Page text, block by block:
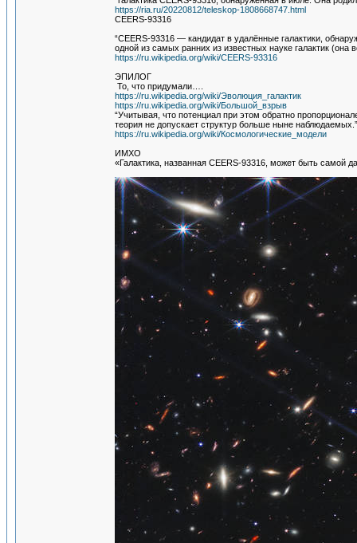
https://ria.ru/20220812/teleskop-1808668747.html
CEERS-93316
“CEERS-93316 — кандидат в удалённые галактики,
одной из самых ранних из известных науке галактик
https://ru.wikipedia.org/wiki/CEERS-93316
ЭПИЛОГ
То, что придумали….
https://ru.wikipedia.org/wiki/Эволюция_галактик
https://ru.wikipedia.org/wiki/Большой_взрыв
“Учитывая, что потенциал при этом обратно
теория не допускает структур больше ныне наблюдаемых.”
https://ru.wikipedia.org/wiki/Космологические_модели
ИМХО
«Галактика, названная CEERS-93316, может быть самой